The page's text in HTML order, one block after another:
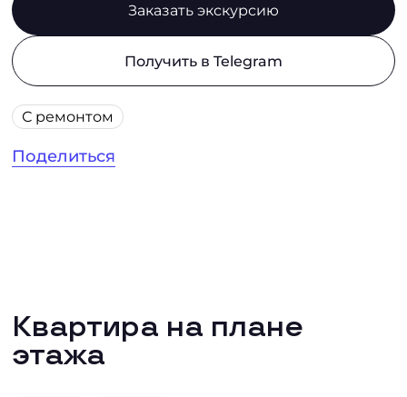
Заказать экскурсию
Получить в Telegram
С ремонтом
Поделиться
Квартира на плане
этажа